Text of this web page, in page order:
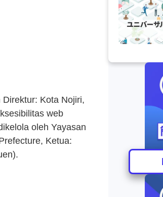
Kota Nojiri,
web
oleh Yayasan
Ketua: